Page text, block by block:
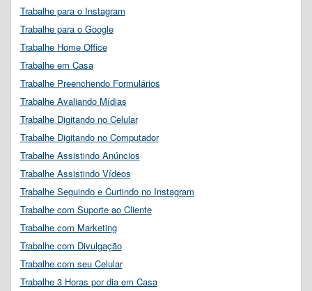
Trabalhe para o Instagram
Trabalhe para o Google
Trabalhe Home Office
Trabalhe em Casa
Trabalhe Preenchendo Formulários
Trabalhe Avaliando Mídias
Trabalhe Digitando no Celular
Trabalhe Digitando no Computador
Trabalhe Assistindo Anúncios
Trabalhe Assistindo Vídeos
Trabalhe Seguindo e Curtindo no Instagram
Trabalhe com Suporte ao Cliente
Trabalhe com Marketing
Trabalhe com Divulgação
Trabalhe com seu Celular
Trabalhe 3 Horas por dia em Casa